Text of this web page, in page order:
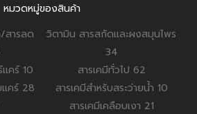
หมวดหมู่ของสินค้า
/สารลด
แคร์ 10
คร์ 28
วิตามิน สารสกัดและผงสมุนไพร
34
สารเคมีทั่วไป 62
สารเคมีสำหรับสระว่ายน้ำ 10
สารเคมีเคลือบเงา 21